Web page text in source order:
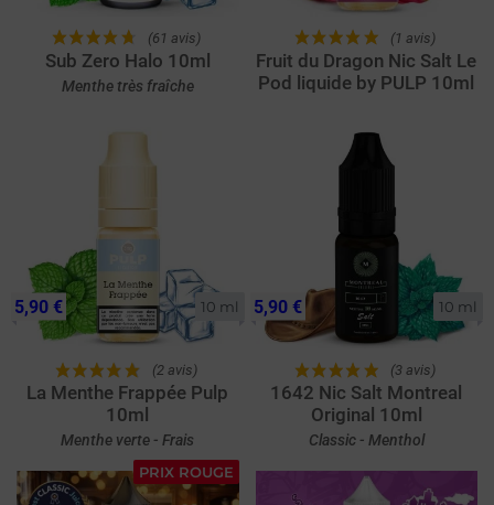
(61 avis)
Sub Zero Halo 10ml
Menthe très fraîche
(1 avis)
Fruit du Dragon Nic Salt Le
Pod liquide by PULP 10ml
10 ml
(2 avis)
La Menthe Frappée Pulp
10ml
Menthe verte - Frais
5,90 € 10 ml
(3 avis)
1642 Nic Salt Montreal
Original 10ml
Classic - Menthol
5,90 €
PRIX ROUGE